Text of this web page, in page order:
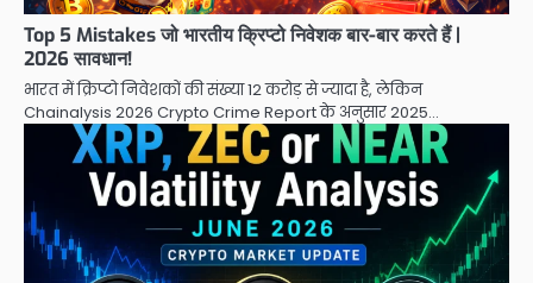
Top 5 Mistakes जो भारतीय क्रिप्टो निवेशक बार-बार करते हैं |
2026 सावधान!
भारत में क्रिप्टो निवेशकों की संख्या 12 करोड़ से ज्यादा है, लेकिन
Chainalysis 2026 Crypto Crime Report के अनुसार 2025…